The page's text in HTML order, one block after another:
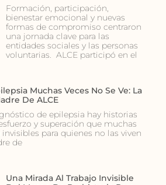
Formación, participación,
bienestar emocional y nuevas
formas de compromiso centraron
una jornada clave para las
entidades sociales y las personas
voluntarias. ALCE participó en el
Muchas Veces No Se Ve: La
De ALCE
de epilepsia hay historias
y superación que muchas
para quienes no las viven
de
Una Mirada Al Trabajo Invisible